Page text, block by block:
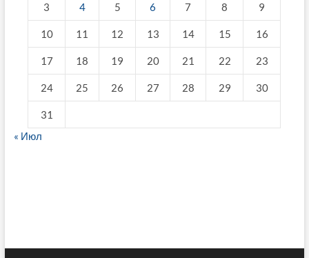
3 4 5 6 7 8 9
10 11 12 13 14 15 16
17 18 19 20 21 22 23
24 25 26 27 28 29 30
31
« Июл